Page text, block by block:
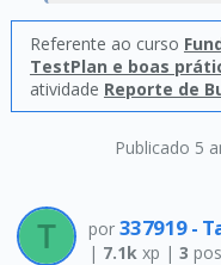
Publicado 5
Referente ao curso
TestPlan e boas
atividade Reporte de
por 337919 -
| 7.1kxp | 3